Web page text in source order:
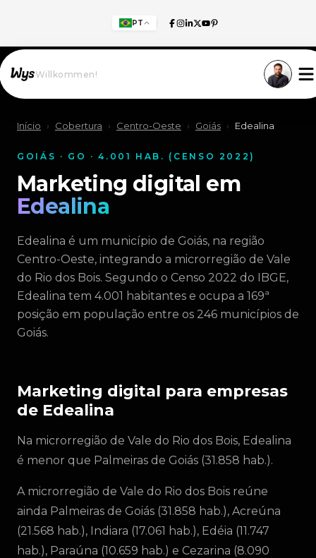
PT
Willkommen!
Início › Cobertura › Centro-Oeste › Goiás › Edealina
GOIÁS · GO · 4.001 HAB. (CENSO 2022)
Marketing digital em
Edealina
Edealina é um município de Goiás, na região
Centro-Oeste, integrando a microrregião de Vale
do Rio dos Bois. Segundo o Censo 2022 do IBGE,
Edealina tem 4.001 habitantes e ocupa a 169ª
posição em população entre os 246 municípios de
Goiás.
Marketing digital para empresas
de Edealina
Na microrregião de Vale do Rio dos Bois, Edealina
é menor que Palmeiras de Goiás (31.858 hab.).
A microrregião de Vale do Rio dos Bois reúne
ainda Palmeiras de Goiás (31.858 hab.), Acreúna
(21.568 hab.), Indiara (17.061 hab.), Edéia (11.747
hab.), Paraúna (10.659 hab.) e Cezarina (8.090